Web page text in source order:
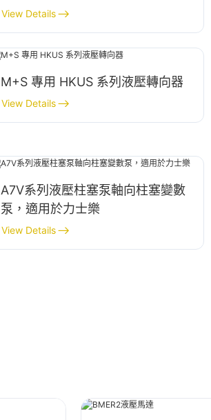
View Details
M+S 專用 HKUS 系列液壓轉向器
View Details
A7V系列液壓柱塞泵軸向柱塞變數
泵，適用於力士樂
View Details